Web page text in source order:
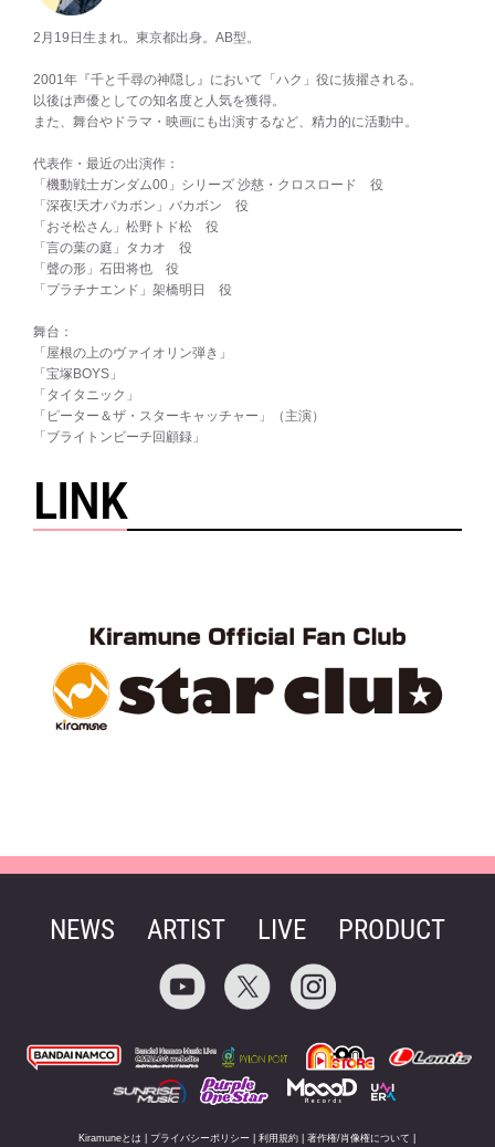
2月19日生まれ。東京都出身。AB型。
2001年『千と千尋の神隠し』において「ハク」役に抜擢される。
以後は声優としての知名度と人気を獲得。
また、舞台やドラマ・映画にも出演するなど、精力的に活動中。
代表作・最近の出演作：
「機動戦士ガンダム00」シリーズ 沙慈・クロスロード 役
「深夜!天才バカボン」バカボン 役
「おそ松さん」松野トド松 役
「言の葉の庭」タカオ 役
「聲の形」石田将也 役
「プラチナエンド」架橋明日 役
舞台：
「屋根の上のヴァイオリン弾き」
「宝塚BOYS」
「タイタニック」
「ピーター＆ザ・スターキャッチャー」（主演）
「ブライトンビーチ回顧録」
LINK
NEWS ARTIST LIVE PRODUCT
Kiramuneとは |プライバシーポリシー |利用規約 |著作権/肖像権について